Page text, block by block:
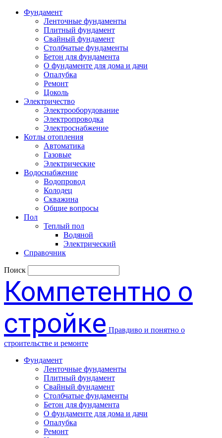
Фундамент
Ленточные фундаменты
Плитный фундамент
Свайный фундамент
Столбчатые фундаменты
Бетон для фундамента
О фундаменте для дома и дачи
Опалубка
Ремонт
Цоколь
Электричество
Электрооборудование
Электропроводка
Электроснабжение
Котлы отопления
Автоматика
Газовые
Электрические
Водоснабжение
Водопровод
Колодец
Скважина
Общие вопросы
Пол
Теплый пол
Водяной
Электрический
Справочник
Поиск
Компетентно о
стройке Правдиво и понятно о
строительстве и ремонте
Фундамент
Ленточные фундаменты
Плитный фундамент
Свайный фундамент
Столбчатые фундаменты
Бетон для фундамента
О фундаменте для дома и дачи
Опалубка
Ремонт